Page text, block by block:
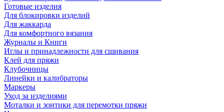
Готовые изделия
Для блокировки изделий
Для жаккарда
Для комфортного вязания
Журналы и Книги
Иглы и принадлежности для сшивания
Клей для пряжи
Клубочницы
Линейки и калибраторы
Маркеры
Уход за изделиями
Моталки и зонтики для перемотки пряжи